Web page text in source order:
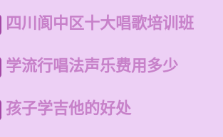
四川阆中区十大唱歌培训班
学流行唱法声乐费用多少
孩子学吉他的好处